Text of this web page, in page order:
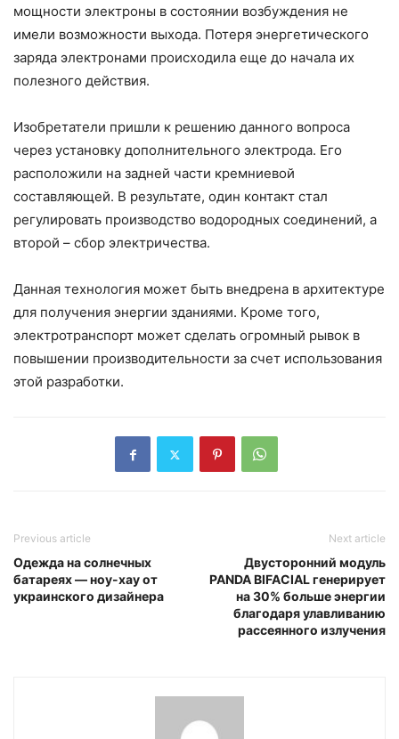
мощности электроны в состоянии возбуждения не
имели возможности выхода. Потеря энергетического
заряда электронами происходила еще до начала их
полезного действия.
Изобретатели пришли к решению данного вопроса
через установку дополнительного электрода. Его
расположили на задней части кремниевой
составляющей. В результате, один контакт стал
регулировать производство водородных соединений, а
второй – сбор электричества.
Данная технология может быть внедрена в архитектуре
для получения энергии зданиями. Кроме того,
электротранспорт может сделать огромный рывок в
повышении производительности за счет использования
этой разработки.
Previous article
Одежда на солнечных
батареях — ноу-хау от
украинского дизайнера
Next article
Двусторонний модуль
PANDA BIFACIAL генерирует
на 30% больше энергии
благодаря улавливанию
рассеянного излучения